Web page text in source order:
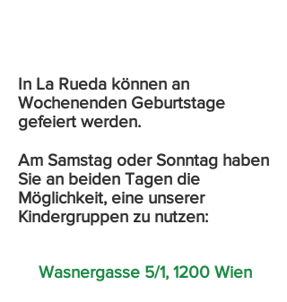
In La Rueda können an
Wochenenden Geburtstage
gefeiert werden.
Am Samstag oder Sonntag haben
Sie an beiden Tagen die
Möglichkeit, eine unserer
Kindergruppen zu nutzen:
Wasnergasse 5/1, 1200 Wien